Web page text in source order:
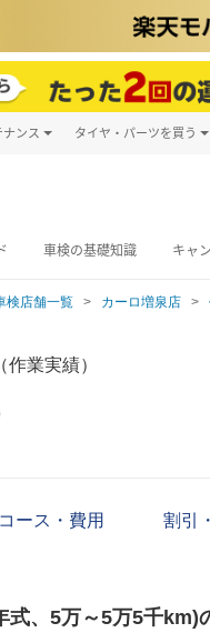
ンス タイヤ・パーツを買う
車検の基礎知識 キャ
検店舗一覧 カーロ増泉店
（作業実績）
コース・費用 割引
式、5万～5万5千km)